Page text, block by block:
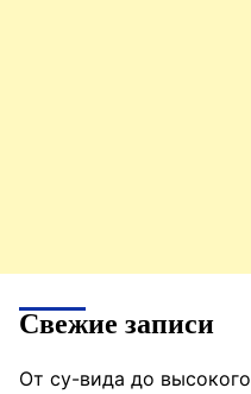
Свежие записи
От су-вида до